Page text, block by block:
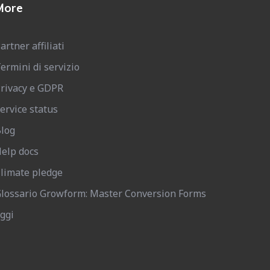
affiliati
di servizio
e GDPR
status
docs
pledge
Growform: Master Conversion Forms